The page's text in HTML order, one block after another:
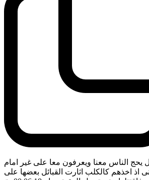
يحج الناس معنا ويعرفون معا على غير امام
اذ اخذهم كالكلب اثارت القبائل بعضها على